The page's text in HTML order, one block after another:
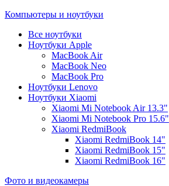
Компьютеры и ноутбуки
Все ноутбуки
Ноутбуки Apple
MacBook Air
MacBook Neo
MacBook Pro
Ноутбуки Lenovo
Ноутбуки Xiaomi
Xiaomi Mi Notebook Air 13.3"
Xiaomi Mi Notebook Pro 15.6"
Xiaomi RedmiBook
Xiaomi RedmiBook 14"
Xiaomi RedmiBook 15"
Xiaomi RedmiBook 16"
Фото и видеокамеры